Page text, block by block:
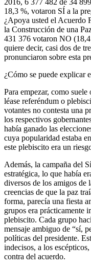
2016, 6 377 482 de 34
18,3 %, votaron SÍ a la
¿Apoya usted el Acuerdo
la Construcción de una
431 376 votaron NO
quiere decir, casi dos de
pronunciaron sobre esta
¿Cómo se puede explicar
Para empezar, como
léase referéndum o
votantes no contesta una
los respectivos
había ganado las
cuya popularidad estaba
este plebiscito era un
Además, la campaña del
estratégica, lo que había
diversos de los amigos de
creencias de que la paz
forma, parecía una fiesta
grupos era prácticamente
plebiscito. Cada grupo
mensaje ambiguo de “sí,
políticas del presidente.
indecisos, a los
contra del acuerdo.